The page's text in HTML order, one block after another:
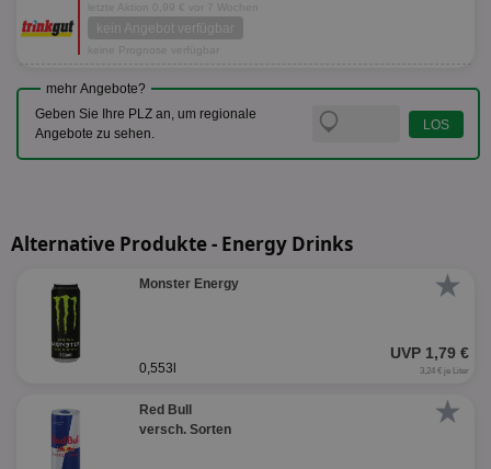
letzte Aktion 0,99 € vor 7 Wochen
kein Angebot verfügbar
keine Prognose verfügbar
mehr Angebote?
Geben Sie Ihre PLZ an, um regionale
Angebote zu sehen.
Alternative Produkte - Energy Drinks
★
Monster Energy
UVP 1,79 €
0,553l 3,24 € je Liter
★
Red Bull
versch. Sorten